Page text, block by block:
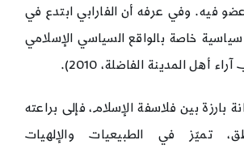
فيه. وفي عرفه أن الفارابي ابتدع في
خاصة بالواقع السياسي الإسلامي
أهل المدينة الفاضلة، 2010).
بارزة بين فلاسفة الإسلام، فإلى براعته
تميّز في الطبيعيات والإلهيات